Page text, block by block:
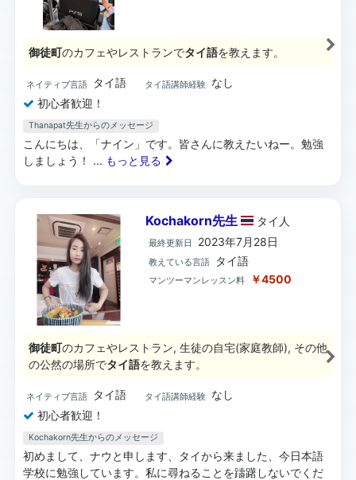
御徒町のカフェやレストランでタイ語を教えます。
ネイティブ言語 タイ語 タイ語講師経験
なし
初心者歓迎！
Thanapat先生からのメッセージ
こんにちは、「ナイン」です。皆さんに教えたいねー。勉強
しましょう！ ... もっと見る
Kochakorn先生 タイ 人
最終更新日 2023年7月28日
教えている言語 タイ語
マンツーマンレッスン料 ￥4500
御徒町のカフェやレストラン, 生徒の自宅(家庭教師), その他
の公然の場所でタイ語を教えます。
ネイティブ言語 タイ語 タイ語講師経験
なし
初心者歓迎！
Kochakorn先生からのメッセージ
初めまして、ナウと申します、タイから来ました、今日本語
学校に勉強しています。私に尋ねることを躊躇しないでくだ